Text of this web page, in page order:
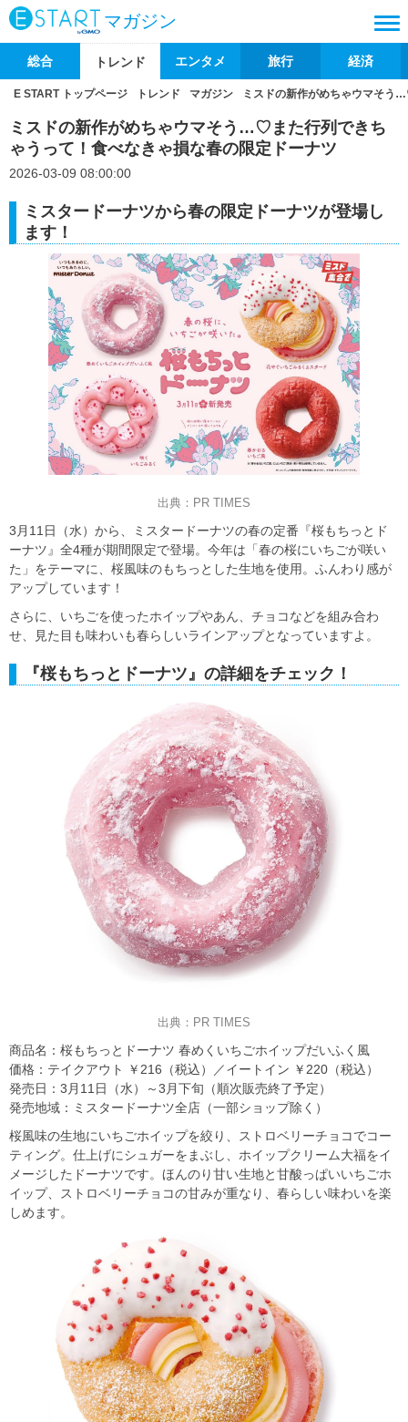
マガジン
総合 トレンド エンタメ 旅行 経済
E START トップページ トレンド マガジン ミスドの新作がめちゃウマそう
ミスドの新作がめちゃウマそう…♡また行列できち
ゃうって！食べなきゃ損な春の限定ドーナツ
2026-03-09 08:00:00
ミスタードーナツから春の限定ドーナツが登場し
ます！
出典：PR TIMES
3月11日（水）から、ミスタードーナツの春の定番『桜もちっとド
ーナツ』全4種が期間限定で登場。今年は「春の桜にいちごが咲い
た」をテーマに、桜風味のもちっとした生地を使用。ふんわり感が
アップしています！
さらに、いちごを使ったホイップやあん、チョコなどを組み合わ
せ、見た目も味わいも春らしいラインアップとなっていますよ。
『桜もちっとドーナツ』の詳細をチェック！
出典：PR TIMES
商品名：桜もちっとドーナツ 春めくいちごホイップだいふく風
価格：テイクアウト ￥216（税込）／イートイン ￥220（税込）
発売日：3月11日（水）～3月下旬（順次販売終了予定）
発売地域：ミスタードーナツ全店（一部ショップ除く）
桜風味の生地にいちごホイップを絞り、ストロベリーチョコでコー
ティング。仕上げにシュガーをまぶし、ホイップクリーム大福をイ
メージしたドーナツです。ほんのり甘い生地と甘酸っぱいいちごホ
イップ、ストロベリーチョコの甘みが重なり、春らしい味わいを楽
しめます。